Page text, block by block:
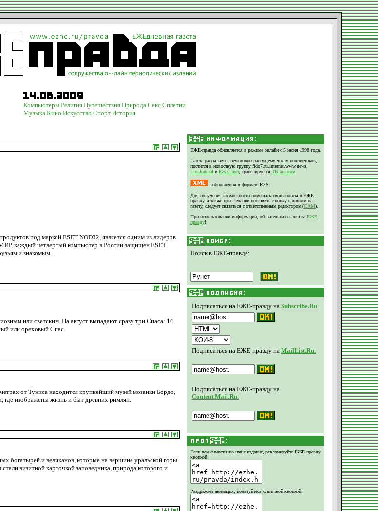
Компьютеры Религия Путешествия Природа Секс Сплетни
Музыка Кино Искусство Спорт История
под маркой ESET NOD32, является одним из лидеров
каждый четвертый компьютер в России защищен ESET
и знакомым.
или светским. На август выпадают сразу три Спаса: 14
или ореховый Спас.
от Туниса находится крупнейший музей мозаики Бордо,
где изображены жизнь и быт древних римлян.
богатырей и великанов, которые на вершине уральской горы
визитной карточкой заповедника, природа которого и
ЕЖЕ-правда обновляется в режиме онлайн с 5 июня 1998 года.
Газета рассылается неуклонно растущему числу подписчиков,
постится в новостную группу fido7.ru.internet.www.news,
LiveJournal и ЕЖЕ-лист, транслируется ТВ агентом.
- обновления в формате RSS.
Для получения возможности помещать свои анонсы в ЕЖЕ-
правду, а также при желании поставить кнопку с линком на
газету, следует связаться с ответственным редактором (CAM).
При использовании информации, обязательна ссылка на ЕЖЕ-
правду!
Поиск в ЕЖЕ-правде:
Подписаться на ЕЖЕ-правду на Subscribe.Ru:
Подписаться на ЕЖЕ-правду на MailList.Ru:
Подписаться на ЕЖЕ-правду на
Content.Mail.Ru:
Если вам симпатично наше издание, рекламируйте ЕЖЕ-правду
кнопкой:
Раздражает анимация, пользуйтесь статичной кнопкой: